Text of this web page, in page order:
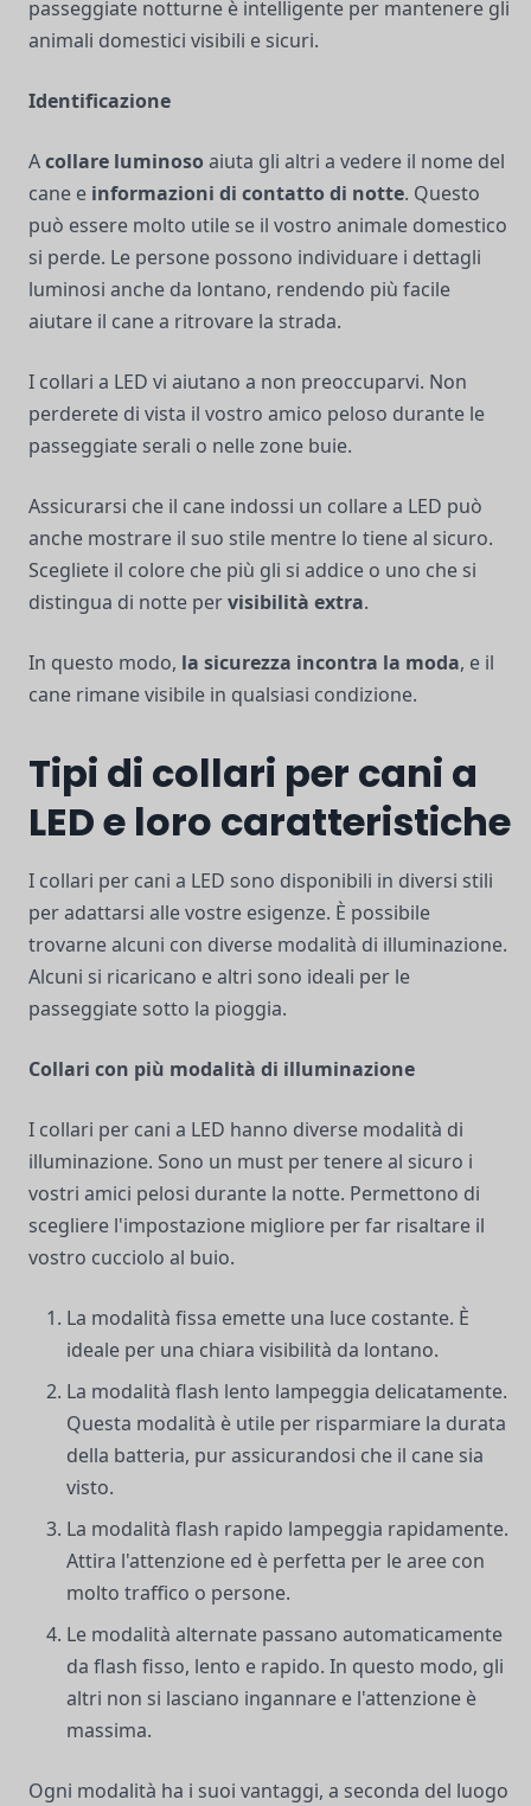
passeggiate notturne è intelligente per mantenere gli
animali domestici visibili e sicuri.
Identificazione
Acollare luminosoaiuta gli altri a vedere il nome del
cane e informazioni di contatto di notte. Questo
può essere molto utile se il vostro animale domestico
si perde. Le persone possono individuare i dettagli
luminosi anche da lontano, rendendo più facile
aiutare il cane a ritrovare la strada.
I collari a LED vi aiutano a non preoccuparvi. Non
perderete di vista il vostro amico peloso durante le
passeggiate serali o nelle zone buie.
Assicurarsi che il cane indossi un collare a LED può
anche mostrare il suo stile mentre lo tiene al sicuro.
Scegliete il colore che più gli si addice o uno che si
distingua di notte pervisibilità extra.
In questo modo, la sicurezza incontra la moda, e il
cane rimane visibile in qualsiasi condizione.
Tipi di collari per cani a
LED e loro caratteristiche
I collari per cani a LED sono disponibili in diversi stili
per adattarsi alle vostre esigenze. È possibile
trovarne alcuni con diverse modalità di illuminazione.
Alcuni si ricaricano e altri sono ideali per le
passeggiate sotto la pioggia.
Collari con più modalità di illuminazione
I collari per cani a LED hanno diverse modalità di
illuminazione. Sono un must per tenere al sicuro i
vostri amici pelosi durante la notte. Permettono di
scegliere l'impostazione migliore per far risaltare il
vostro cucciolo al buio.
La modalità fissa emette una luce costante. È
ideale per una chiara visibilità da lontano.
La modalità flash lento lampeggia delicatamente.
Questa modalità è utile per risparmiare la durata
della batteria, pur assicurandosi che il cane sia
visto.
La modalità flash rapido lampeggia rapidamente.
Attira l'attenzione ed è perfetta per le aree con
molto traffico o persone.
Le modalità alternate passano automaticamente
da flash fisso, lento e rapido. In questo modo, gli
altri non si lasciano ingannare e l'attenzione è
massima.
Ogni modalità ha i suoi vantaggi, a seconda del luogo